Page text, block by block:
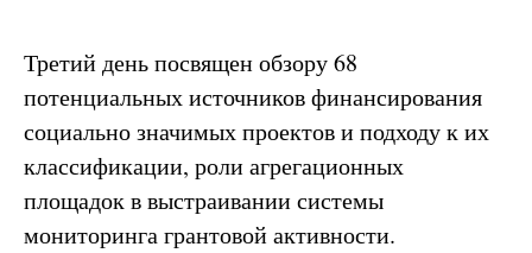
Третий день посвящен обзору 68
потенциальных источников финансирования
социально значимых проектов и подходу к их
классификации, роли агрегационных
площадок в выстраивании системы
мониторинга грантовой активности.